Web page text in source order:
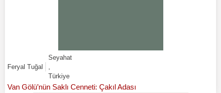
Feryal Tuğal
Seyahat
,
Türkiye
Van Gölü’nün Saklı Cenneti: Çakıl Adası